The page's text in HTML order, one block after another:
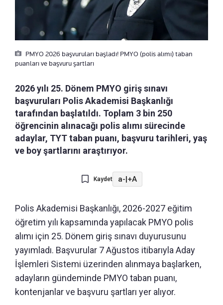
PMYO 2026 başvuruları başladı! PMYO (polis alımı) taban
puanları ve başvuru şartları
2026 yılı 25. Dönem PMYO giriş sınavı
başvuruları Polis Akademisi Başkanlığı
tarafından başlatıldı. Toplam 3 bin 250
öğrencinin alınacağı polis alımı sürecinde
adaylar, TYT taban puanı, başvuru tarihleri, yaş
ve boy şartlarını araştırıyor.
Kaydet a-|+A
Polis Akademisi Başkanlığı, 2026-2027 eğitim
öğretim yılı kapsamında yapılacak PMYO polis
alımı için 25. Dönem giriş sınavı duyurusunu
yayımladı. Başvurular 7 Ağustos itibarıyla Aday
İşlemleri Sistemi üzerinden alınmaya başlarken,
adayların gündeminde PMYO taban puanı,
kontenjanlar ve başvuru şartları yer alıyor.